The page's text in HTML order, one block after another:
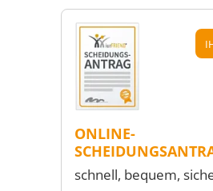
ONLINE-
schnell, bequem,